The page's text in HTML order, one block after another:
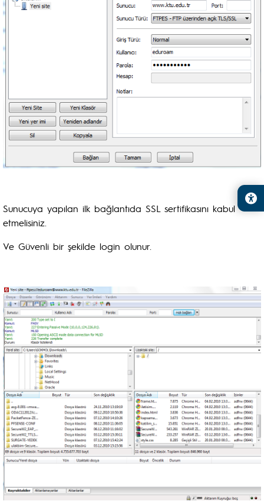
Sunucuya yapılan ilk bağlantıda SSL sertifikasını kabul
etmelisiniz.
Ve Güvenli bir şekilde login olunur.